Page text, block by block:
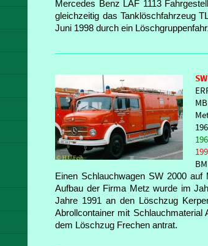
Mercedes Benz LAF 1113
gleichzeitig das Tanklöschfahrzeug
Juni 1998 durch ein
Einen Schlauchwagen SW 2000
Aufbau der Firma Metz wurde im
Jahre 1991 an den Löschzug
Abrollcontainer mit
dem Löschzug Frechen antrat.